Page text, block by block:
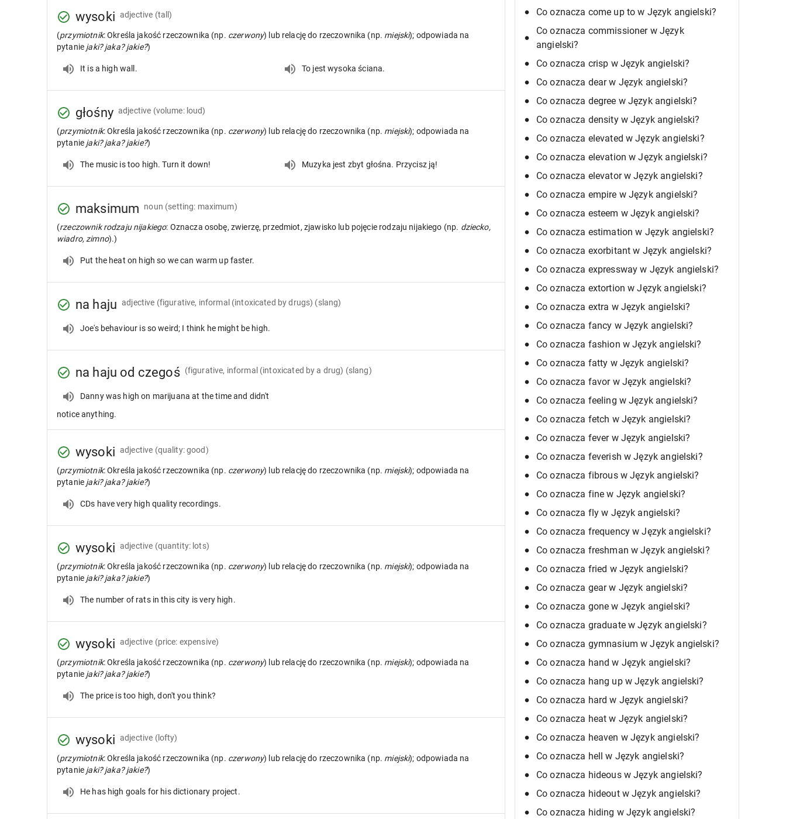
wysoki adjective (tall)
(przymiotnik: Określa jakość rzeczownika (np. czerwony) lub relację do rzeczownika (np. miejski); odpowiada na
pytanie jaki? jaka? jakie?)
It is a high wall. To jest wysoka ściana.
głośny adjective (volume: loud)
(przymiotnik: Określa jakość rzeczownika (np. czerwony) lub relację do rzeczownika (np. miejski); odpowiada na
pytanie jaki? jaka? jakie?)
The music is too high. Turn it down! Muzyka jest zbyt głośna. Przycisz ją!
maksimum noun (setting: maximum)
(rzeczownik rodzaju nijakiego: Oznacza osobę, zwierzę, przedmiot, zjawisko lub pojęcie rodzaju nijakiego (np. dziecko,
wiadro, zimno).)
Put the heat on high so we can warm up faster.
na haju adjective (figurative, informal (intoxicated by drugs) (slang)
Joe's behaviour is so weird; I think he might be high.
na haju od czegoś (figurative, informal (intoxicated by a drug) (slang)
Danny was high on marijuana at the time and didn't
notice anything.
wysoki adjective (quality: good)
(przymiotnik: Określa jakość rzeczownika (np. czerwony) lub relację do rzeczownika (np. miejski); odpowiada na
pytanie jaki? jaka? jakie?)
CDs have very high quality recordings.
wysoki adjective (quantity: lots)
(przymiotnik: Określa jakość rzeczownika (np. czerwony) lub relację do rzeczownika (np. miejski); odpowiada na
pytanie jaki? jaka? jakie?)
The number of rats in this city is very high.
wysoki adjective (price: expensive)
(przymiotnik: Określa jakość rzeczownika (np. czerwony) lub relację do rzeczownika (np. miejski); odpowiada na
pytanie jaki? jaka? jakie?)
The price is too high, don't you think?
wysoki adjective (lofty)
(przymiotnik: Określa jakość rzeczownika (np. czerwony) lub relację do rzeczownika (np. miejski); odpowiada na
pytanie jaki? jaka? jakie?)
He has high goals for his dictionary project.
Co oznacza come up to w Język angielski?
Co oznacza commissioner w Język
angielski?
Co oznacza crisp w Język angielski?
Co oznacza dear w Język angielski?
Co oznacza degree w Język angielski?
Co oznacza density w Język angielski?
Co oznacza elevated w Język angielski?
Co oznacza elevation w Język angielski?
Co oznacza elevator w Język angielski?
Co oznacza empire w Język angielski?
Co oznacza esteem w Język angielski?
Co oznacza estimation w Język angielski?
Co oznacza exorbitant w Język angielski?
Co oznacza expressway w Język angielski?
Co oznacza extortion w Język angielski?
Co oznacza extra w Język angielski?
Co oznacza fancy w Język angielski?
Co oznacza fashion w Język angielski?
Co oznacza fatty w Język angielski?
Co oznacza favor w Język angielski?
Co oznacza feeling w Język angielski?
Co oznacza fetch w Język angielski?
Co oznacza fever w Język angielski?
Co oznacza feverish w Język angielski?
Co oznacza fibrous w Język angielski?
Co oznacza fine w Język angielski?
Co oznacza fly w Język angielski?
Co oznacza frequency w Język angielski?
Co oznacza freshman w Język angielski?
Co oznacza fried w Język angielski?
Co oznacza gear w Język angielski?
Co oznacza gone w Język angielski?
Co oznacza graduate w Język angielski?
Co oznacza gymnasium w Język angielski?
Co oznacza hand w Język angielski?
Co oznacza hang up w Język angielski?
Co oznacza hard w Język angielski?
Co oznacza heat w Język angielski?
Co oznacza heaven w Język angielski?
Co oznacza hell w Język angielski?
Co oznacza hideous w Język angielski?
Co oznacza hideout w Język angielski?
Co oznacza hiding w Język angielski?